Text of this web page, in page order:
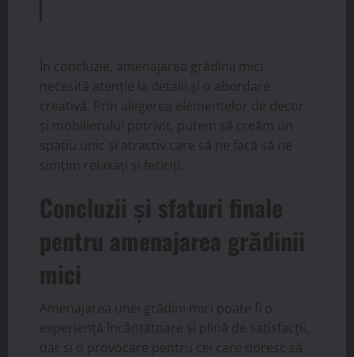
În concluzie, amenajarea grădinii mici
necesită atenție la detalii și o abordare
creativă. Prin alegerea elementelor de decor
și mobilierului potrivit, putem să creăm un
spațiu unic și atractiv care să ne facă să ne
simțim relaxați și fericiți.
Concluzii și sfaturi finale
pentru amenajarea grădinii
mici
Amenajarea unei grădini mici poate fi o
experiență încântătoare și plină de satisfacții,
dar și o provocare pentru cei care doresc să